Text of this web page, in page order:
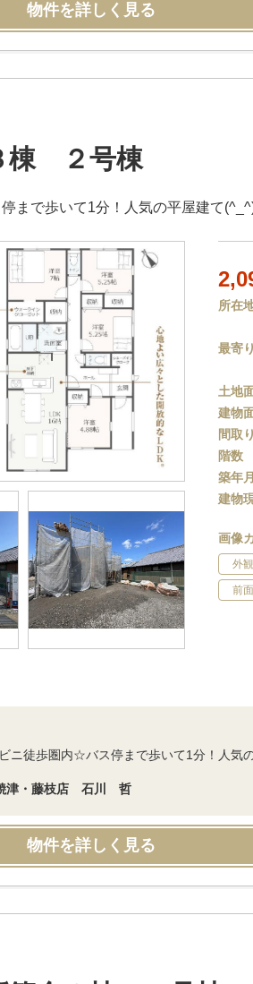
物件を詳しく見る
棟 ２号棟
まで歩いて1分！人気の平屋建て
所在
最寄
土地
建物
間取り
階数
築年月
建物
画像
外観
前
ニ徒歩圏内☆バス停まで歩いて1分！人気
津・藤枝店 石川 哲
物件を詳しく見る